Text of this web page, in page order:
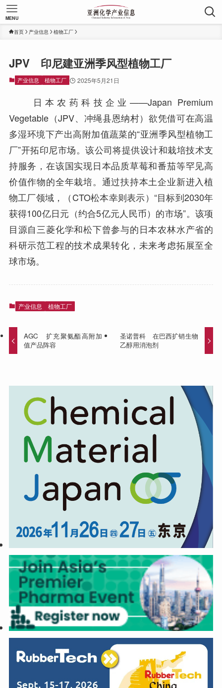
MENU
首页 产业信息 植物工厂
JPV 印尼建亚洲季风型植物工厂
产业信息 植物工厂 2025年5月21日
日本农药科技企业——Japan Premium
Vegetable（JPV、冲绳县恩纳村）欲凭借可在高温
多湿环境下产出高附加值蔬菜的“亚洲季风型植物工
厂”开拓印尼市场。该公司将提供设计和栽培技术支
持服务，在该国实现日本品质草莓和番茄等罕见高
价值作物的全年栽培。通过扶持本土企业新进入植
物工厂领域，（CTO松本幸则表示）“目标到2030年
获得100亿日元（约合5亿元人民币）的市场”。该项
目源自三菱化学和松下曾参与的日本农林水产省的
科研示范工程的技术成果转化，未来考虑拓展至全
球市场。
产业信息 植物工厂
AGC 扩充聚氨酯高附加
值产品阵容
圣诺普科 在巴西扩销生物
乙醇用消泡剂